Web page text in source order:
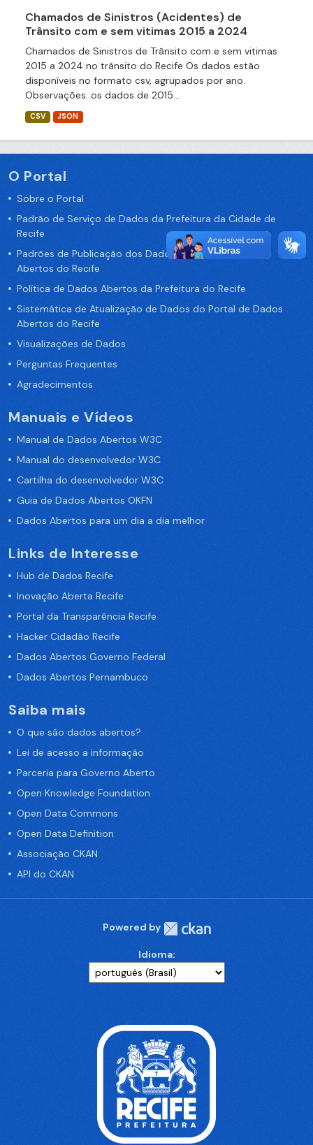
Chamados de Sinistros (Acidentes) de
Trânsito com e sem vitimas 2015 a 2024
Chamados de Sinistros de Trânsito com e sem vitimas
2015 a 2024 no trânsito do Recife Os dados estão
disponíveis no formato csv, agrupados por ano.
Observações: os dados de 2015...
CSV JSON
O Portal
Sobre o Portal
Padrão de Serviço de Dados da Prefeitura da Cidade de
Recife
Padrões de Publicação dos Dados no Portal de Dados
Abertos do Recife
Política de Dados Abertos da Prefeitura do Recife
Sistemática de Atualização de Dados do Portal de Dados
Abertos do Recife
Visualizações de Dados
Perguntas Frequentes
Agradecimentos
Manuais e Vídeos
Manual de Dados Abertos W3C
Manual do desenvolvedor W3C
Cartilha do desenvolvedor W3C
Guia de Dados Abertos OKFN
Dados Abertos para um dia a dia melhor
Links de Interesse
Hub de Dados Recife
Inovação Aberta Recife
Portal da Transparência Recife
Hacker Cidadão Recife
Dados Abertos Governo Federal
Dados Abertos Pernambuco
Saiba mais
O que são dados abertos?
Lei de acesso a informação
Parceria para Governo Aberto
Open Knowledge Foundation
Open Data Commons
Open Data Definition
Associação CKAN
API do CKAN
Powered by
Idioma